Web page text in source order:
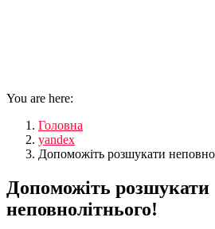
You are here:
Головна
yandex
Допоможіть розшукати
Допоможіть розшукати
неповнолітнього!